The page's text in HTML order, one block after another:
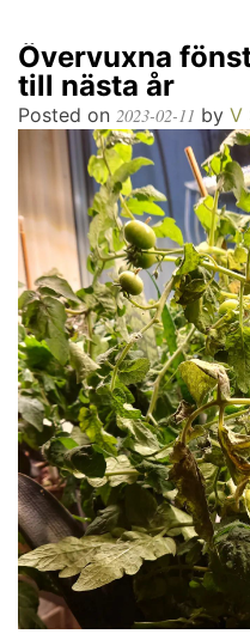
Övervuxna
till nästa år
Posted on 2023-02-11 by V